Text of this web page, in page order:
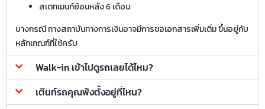
สเตทเมนท์ย้อนหลัง 6 เดือน
บางกรณี ทางสถาบันทางการเงินอาจมีการขอเอกสารเพิ่มเติ่ม ขึ้นอยู่กับ
หลักเกณฑ์ที่ใช้ครับ
Walk-in เข้าไปดูรถเลยได้ไหม?
เต๊นท์รถคุณพ้งตั้งอยู่ที่ไหน?